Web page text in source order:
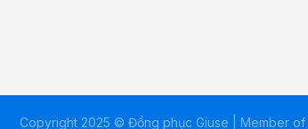
Copyright 2025 © Đồng phục Giuse | Member of